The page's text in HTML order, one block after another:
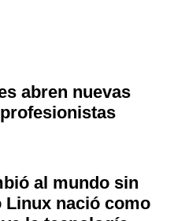
abren nuevas
al mundo sin
nació como